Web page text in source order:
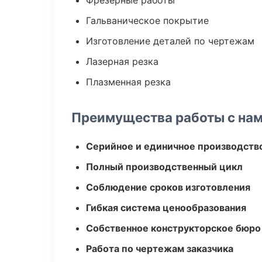
Гальваническое покрытие
Изготовление деталей по чертежам
Лазерная резка
Плазменная резка
Преимущества работы с
Серийное и единичное
Полный производственный цикл
Соблюдение сроков изготовления
Гибкая система ценообразования
Собственное конструкторское бюро
Работа по чертежам заказчика